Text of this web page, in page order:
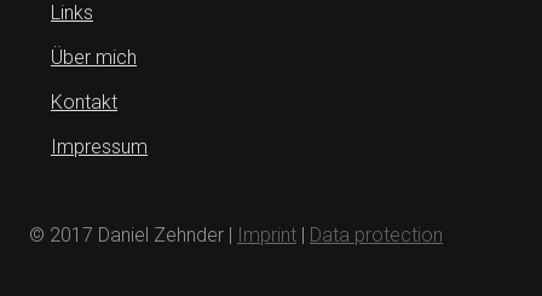
Links
Über mich
Kontakt
Impressum
© 2017 Daniel Zehnder | Imprint Data protection